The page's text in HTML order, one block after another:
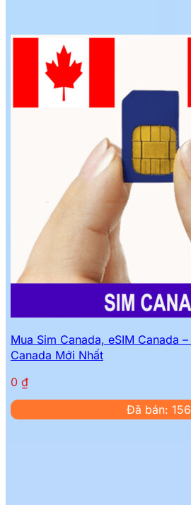
Mua Sim Canada, eSIM Canada
Canada Mới Nhất
0 ₫
Đã bán: 156